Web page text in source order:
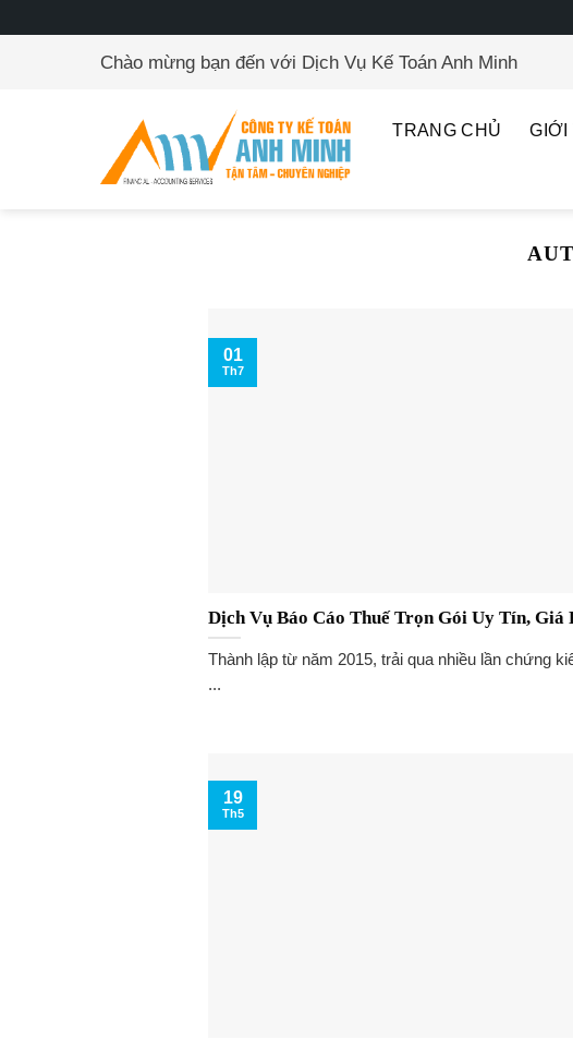
Chào mừng bạn đến với Dịch Vụ Kế Toán Anh Minh
TRANG CHỦ GIỚI
Dịch Vụ Báo Cáo Thuế Trọn Gói Uy Tín, Giá
Thành lập từ năm 2015, trải qua nhiều lần chứng
...
01
Th7
19
Th5